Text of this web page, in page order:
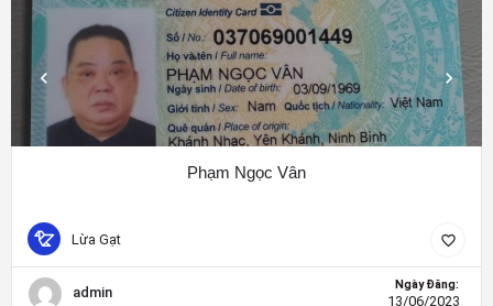
Phạm Ngọc Vân
Lừa Gạt
admin Ngày Đăng:
13/06/2023